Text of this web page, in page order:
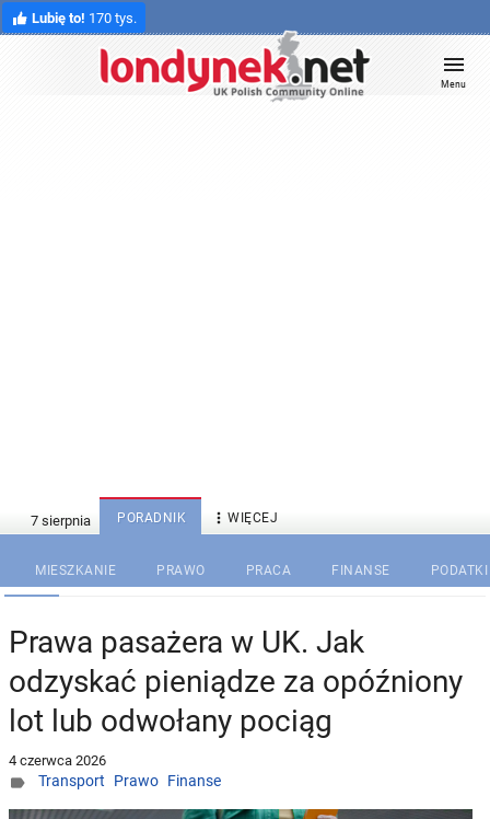
Lubię to! 170 tys.
Menu
PORADNIK  WIĘCEJ
MIESZKANIE PRAWO PRACA FINANSE PODATKI
Prawa pasażera w UK. Jak
odzyskać pieniądze za opóźniony
lot lub odwołany pociąg
4 czerwca 2026
 Transport Prawo Finanse